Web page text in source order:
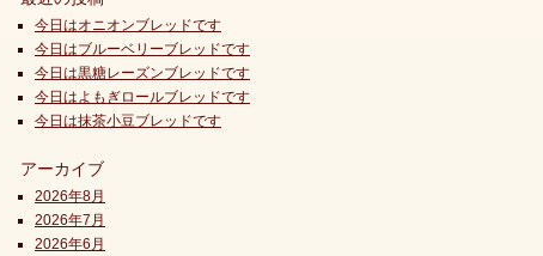
今日はオニオンブレッドです
今日はブルーベリーブレッドです
今日は黒糖レーズンブレッドです
今日はよもぎロールブレッドです
今日は抹茶小豆ブレッドです
アーカイブ
2026年8月
2026年7月
2026年6月